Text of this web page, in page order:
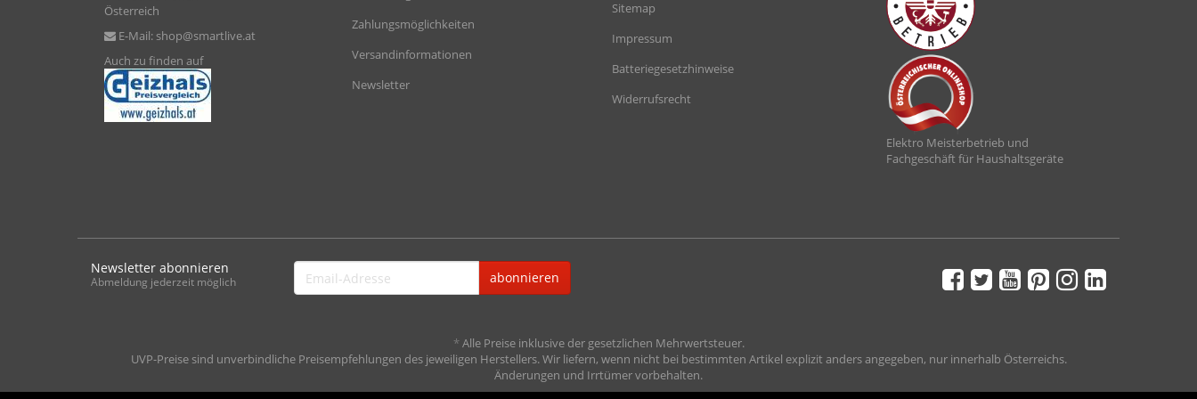
Österreich
E-Mail: shop@smartlive.at
Auch zu finden auf
Zahlungsmöglichkeiten
Versandinformationen
Newsletter
Sitemap
Impressum
Batteriegesetzhinweise
Widerrufsrecht
Elektro Meisterbetrieb und
Fachgeschäft für Haushaltsgeräte
Newsletter abonnieren
Abmeldung jederzeit möglich
Email-
Adresse
abonnieren
*Alle Preise inklusive der gesetzlichen Mehrwertsteuer.
UVP-Preise sind unverbindliche Preisempfehlungen des jeweiligen Herstellers. Wir liefern, wenn nicht bei bestimmten Artikel explizit anders angegeben, nur innerhalb Österreichs.
Änderungen und Irrtümer vorbehalten.